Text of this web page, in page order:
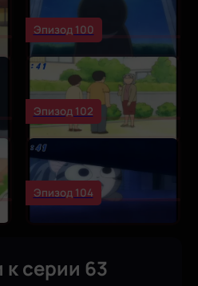
Эпизод 100
Эпизод 102
Эпизод 104
серии 63